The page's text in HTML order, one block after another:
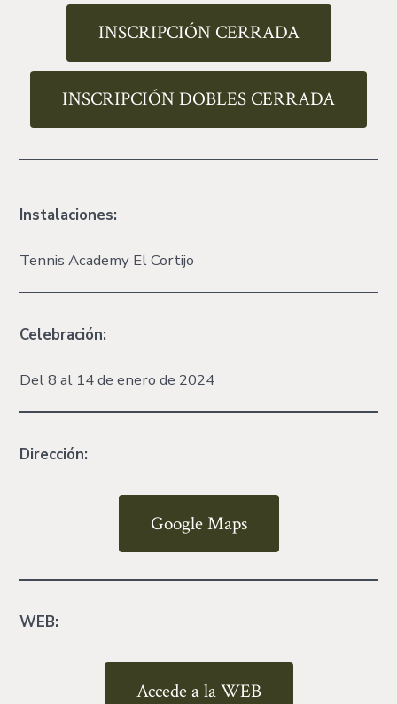
INSCRIPCIÓN CERRADA
INSCRIPCIÓN DOBLES CERRADA
Instalaciones:
Tennis Academy El Cortijo
Celebración:
Del 8 al 14 de enero de 2024
Dirección:
Google Maps
WEB:
Accede a la WEB